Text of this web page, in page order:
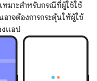
หมาะสําหรับกรณีที่ผู้ใช้ใช้
าจต้องการกระตุ้นให้ผู้ใช้
งแอป